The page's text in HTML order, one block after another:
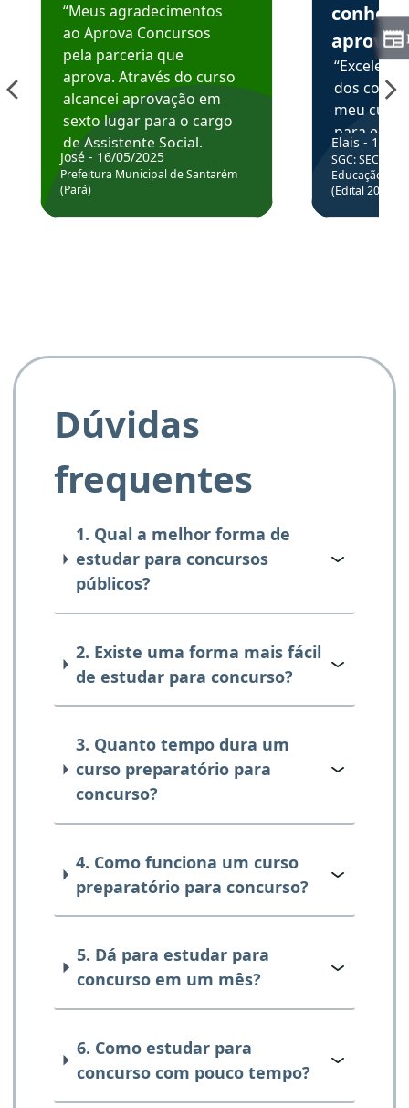
“Meus agradecimentos
ao Aprova Concursos
pela parceria que
aprova. Através do curso
alcancei aprovação em
sexto lugar para o cargo
de Assistente Social.
Hoje estou atuando na
Prefeitura de Santarém.
José - 16/05/2025
Prefeitura Municipal de Santarém
(Pará)
aprova
dos
meu
para
colocar
através
de
Elais - 15/
SGC: SEC BA
Educação
(Edital
Dúvidas
frequentes
1. Qual a melhor forma de
estudar para concursos
públicos?
2. Existe uma forma mais fácil
de estudar para concurso?
3. Quanto tempo dura um
curso preparatório para
concurso?
4. Como funciona um curso
preparatório para concurso?
5. Dá para estudar para
concurso em um mês?
6. Como estudar para
concurso com pouco tempo?